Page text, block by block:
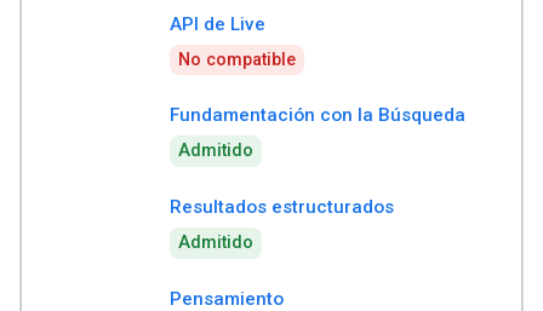
API de Live
No compatible
Fundamentación con la Búsqueda
Admitido
Resultados estructurados
Admitido
Pensamiento